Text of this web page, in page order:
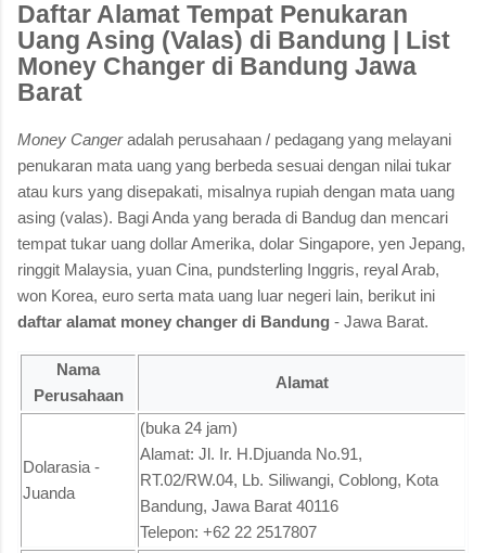
Daftar Alamat Tempat Penukaran
Uang Asing (Valas) di Bandung | List
Money Changer di Bandung Jawa
Barat
Money Cangeradalah perusahaan / pedagang yang melayani
penukaran mata uang yang berbeda sesuai dengan nilai tukar
atau kurs yang disepakati, misalnya rupiah dengan mata uang
asing (valas). Bagi Anda yang berada di Bandug dan mencari
tempat tukar uang dollar Amerika, dolar Singapore, yen Jepang,
ringgit Malaysia, yuan Cina, pundsterling Inggris, reyal Arab,
won Korea, euro serta mata uang luar negeri lain, berikut ini
daftar alamat money changer di Bandung - Jawa Barat.
Nama
Perusahaan
Alamat
Dolarasia -
Juanda
(buka 24 jam)
Alamat: Jl. Ir. H.Djuanda No.91,
RT.02/RW.04, Lb. Siliwangi, Coblong, Kota
Bandung, Jawa Barat 40116
Telepon: +62 22 2517807